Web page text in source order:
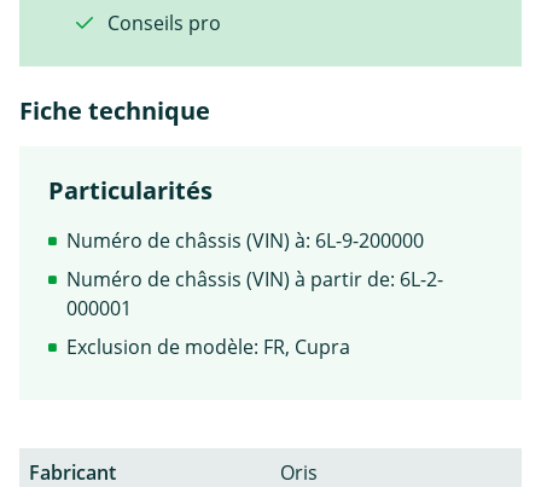
Conseils pro
Fiche technique
Particularités
Numéro de châssis (VIN) à: 6L-9-200000
Numéro de châssis (VIN) à partir de: 6L-2-
000001
Exclusion de modèle: FR, Cupra
Fabricant
Oris